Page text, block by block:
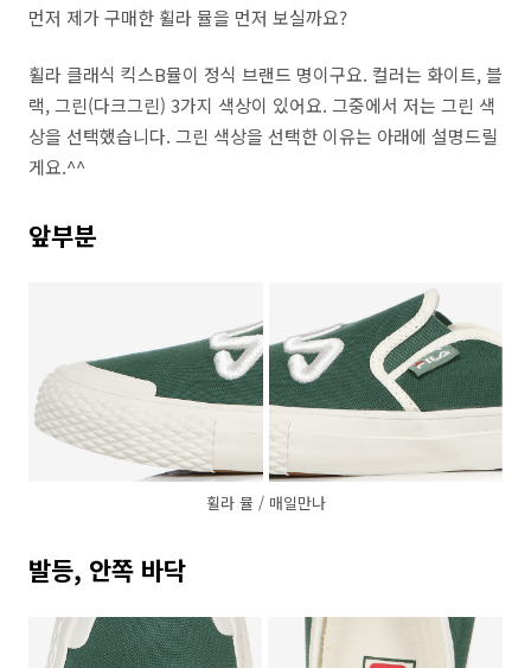
먼저 제가 구매한 휠라 뮬을 먼저 보실까요?
휠라 클래식 킥스B뮬이 정식 브랜드 명이구요. 컬러는 화이트, 블
랙, 그린(다크그린) 3가지 색상이 있어요. 그중에서 저는 그린 색
상을 선택했습니다. 그린 색상을 선택한 이유는 아래에 설명드릴
게요.^^
앞부분
휠라 뮬 / 매일만나
발등, 안쪽 바닥